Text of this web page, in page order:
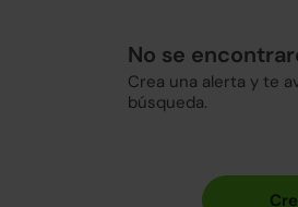
No se
Crea una alerta y te
búsqueda.